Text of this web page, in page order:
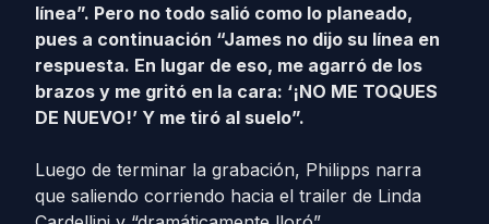
línea”. Pero no todo salió como lo planeado,
pues a continuación “James no dijo su línea en
respuesta. En lugar de eso, me agarró de los
brazos y me gritó en la cara: ‘¡NO ME TOQUES
DE NUEVO!’ Y me tiró al suelo”.
Luego de terminar la grabación, Philipps narra
que saliendo corriendo hacia el trailer de Linda